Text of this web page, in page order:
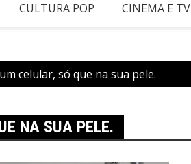
CULTURA POP CINEMA E TV
celular, só que na sua pele.
NA SUA PELE.